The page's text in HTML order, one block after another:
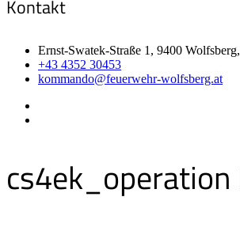
Kontakt
Ernst-Swatek-Straße 1, 9400
+43 4352 30453
kommando@feuerwehr-wolfsberg.at
cs4ek_operation